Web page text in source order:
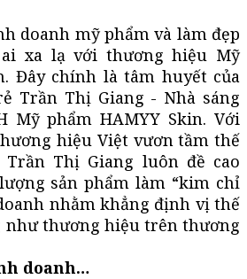
doanh mỹ phẩm và làm đẹp
xa lạ với thương hiệu Mỹ
Đây chính là tâm huyết của
Trần Thị Giang - Nhà sáng
Mỹ phẩm HAMYY Skin. Với
hiệu Việt vươn tầm thế
Thị Giang luôn đề cao
sản phẩm làm “kim chỉ
nhằm khẳng định vị thế
như thương hiệu trên thương
doanh…